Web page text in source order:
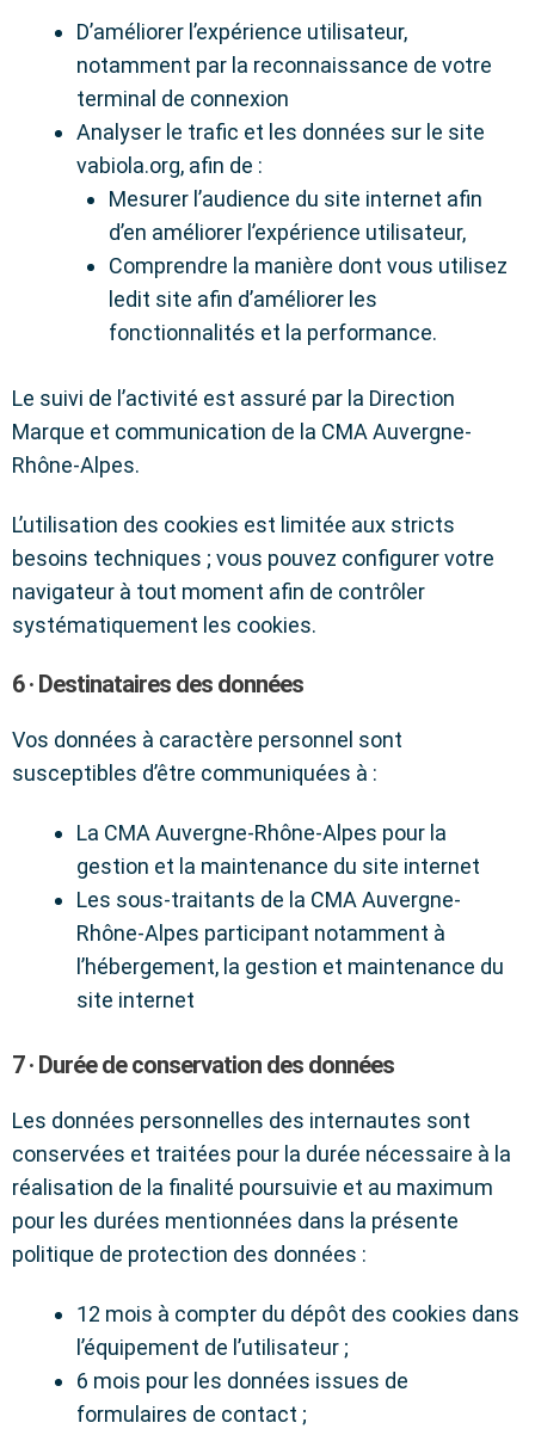
D’améliorer l’expérience utilisateur,
notamment par la reconnaissance de votre
terminal de connexion
Analyser le trafic et les données sur le site
vabiola.org, afin de :
Mesurer l’audience du site internet afin
d’en améliorer l’expérience utilisateur,
Comprendre la manière dont vous utilisez
ledit site afin d’améliorer les
fonctionnalités et la performance.
Le suivi de l’activité est assuré par la Direction
Marque et communication de la CMA Auvergne-
Rhône-Alpes.
L’utilisation des cookies est limitée aux stricts
besoins techniques ; vous pouvez configurer votre
navigateur à tout moment afin de contrôler
systématiquement les cookies.
6 · Destinataires des données
Vos données à caractère personnel sont
susceptibles d’être communiquées à :
La CMA Auvergne-Rhône-Alpes pour la
gestion et la maintenance du site internet
Les sous-traitants de la CMA Auvergne-
Rhône-Alpes participant notamment à
l’hébergement, la gestion et maintenance du
site internet
7 · Durée de conservation des données
Les données personnelles des internautes sont
conservées et traitées pour la durée nécessaire à la
réalisation de la finalité poursuivie et au maximum
pour les durées mentionnées dans la présente
politique de protection des données :
12 mois à compter du dépôt des cookies dans
l’équipement de l’utilisateur ;
6 mois pour les données issues de
formulaires de contact ;